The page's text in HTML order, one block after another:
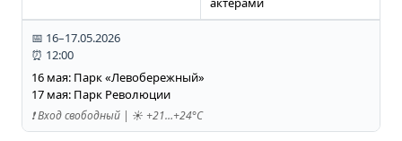
📅 16–17.05.2026
⏰ 12:00
16 мая: Парк «Левобережный»
17 мая: Парк Революции
❗️ Вход свободный | ☀️ +21…+24°C